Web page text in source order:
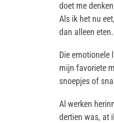
doet me
Als ik het nu
dan alleen eten.
Die emotionele
mijn favoriete
snoepjes of
Al werken
dertien was, at